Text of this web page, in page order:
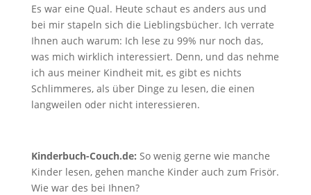
Es war eine Qual. Heute schaut es anders aus und
bei mir stapeln sich die Lieblingsbücher. Ich verrate
Ihnen auch warum: Ich lese zu 99% nur noch das,
was mich wirklich interessiert. Denn, und das nehme
ich aus meiner Kindheit mit, es gibt es nichts
Schlimmeres, als über Dinge zu lesen, die einen
langweilen oder nicht interessieren.
Kinderbuch-Couch.de: So wenig gerne wie manche
Kinder lesen, gehen manche Kinder auch zum Frisör.
Wie war des bei Ihnen?